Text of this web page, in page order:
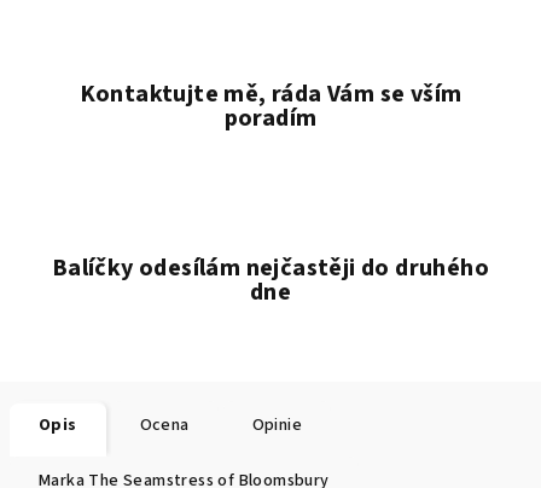
Kontaktujte mě, ráda Vám se vším
poradím
Balíčky odesílám nejčastěji do druhého
dne
Opis Ocena Opinie
Marka The Seamstress of Bloomsbury